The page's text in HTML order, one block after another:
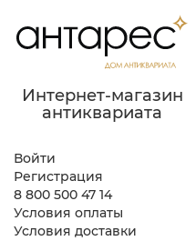
Интернет-магазин
антиквариата
Войти
Регистрация
8 800 500 47 14
Условия оплаты
Условия доставки